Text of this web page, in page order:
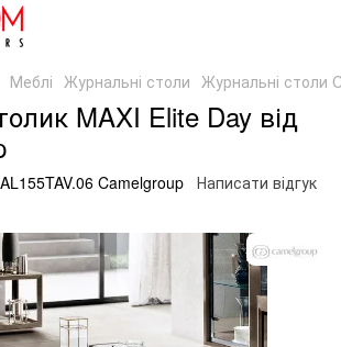
Меблі Журнальні столи Журнальні столи
MAXI Elite Day від
Camelgroup Написати відгук